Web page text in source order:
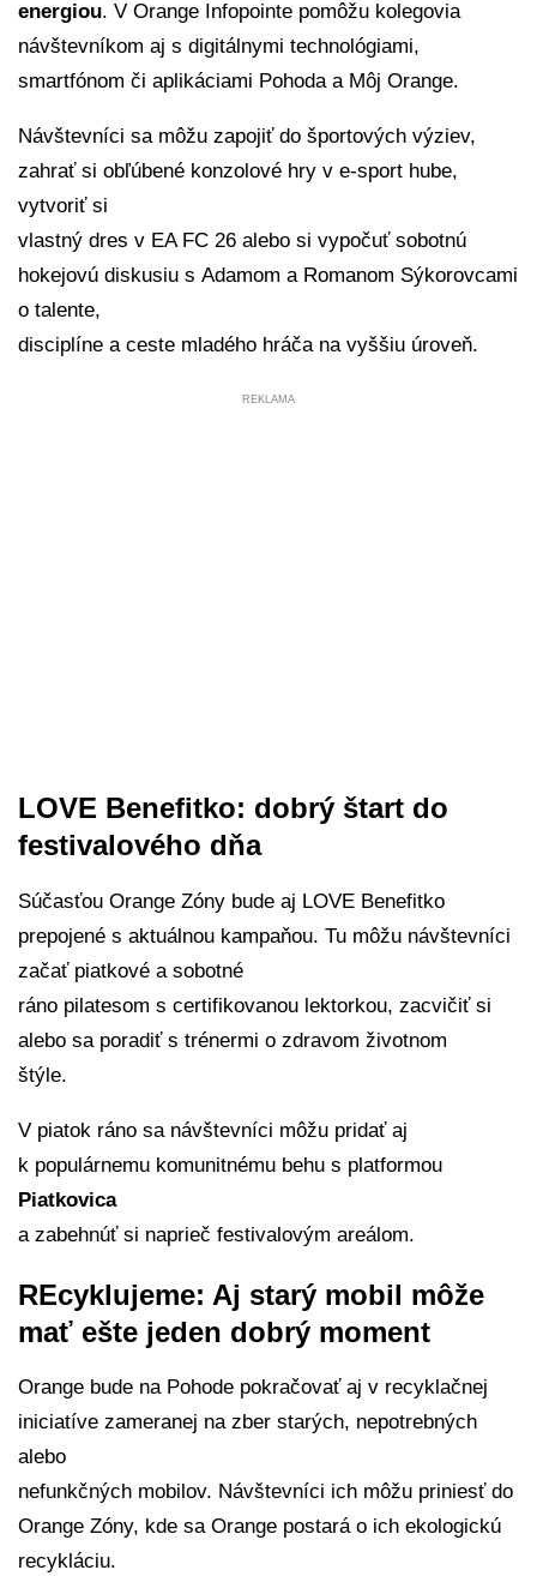
energiou. V Orange Infopointe pomôžu kolegovia
návštevníkom aj s digitálnymi technológiami,
smartfónom či aplikáciami Pohoda a Môj Orange.
Návštevníci sa môžu zapojiť do športových výziev,
zahrať si obľúbené konzolové hry v e-sport hube,
vytvoriť si
vlastný dres v EA FC 26 alebo si vypočuť sobotnú
hokejovú diskusiu s Adamom a Romanom Sýkorovcami
o talente,
disciplíne a ceste mladého hráča na vyššiu úroveň.
REKLAMA
LOVE Benefitko: dobrý štart do
festivalového dňa
Súčasťou Orange Zóny bude aj LOVE Benefitko
prepojené s aktuálnou kampaňou. Tu môžu návštevníci
začať piatkové a sobotné
ráno pilatesom s certifikovanou lektorkou, zacvičiť si
alebo sa poradiť s trénermi o zdravom životnom
štýle.
V piatok ráno sa návštevníci môžu pridať aj
k populárnemu komunitnému behu s platformou
Piatkovica
a zabehnúť si naprieč festivalovým areálom.
REcyklujeme: Aj starý mobil môže
mať ešte jeden dobrý moment
Orange bude na Pohode pokračovať aj v recyklačnej
iniciatíve zameranej na zber starých, nepotrebných
alebo
nefunkčných mobilov. Návštevníci ich môžu priniesť do
Orange Zóny, kde sa Orange postará o ich ekologickú
recykláciu.